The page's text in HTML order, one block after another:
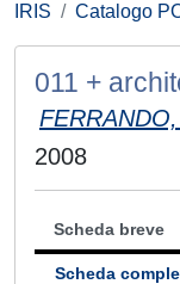
IRIS Catalogo
011 +
2008
Scheda breve
Scheda